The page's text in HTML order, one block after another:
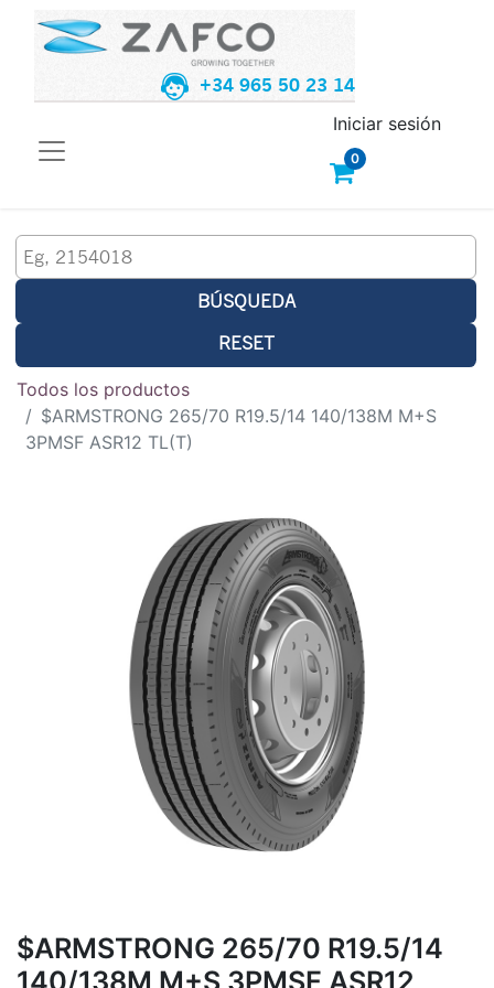
+34 965 50 23 14
0
Iniciar sesión
BÚSQUEDA
RESET
Todos los productos
$ARMSTRONG 265/70 R19.5/14 140/138M M+S
3PMSF ASR12 TL(T)
$ARMSTRONG 265/70 R19.5/14
140/138M M+S 3PMSF ASR12